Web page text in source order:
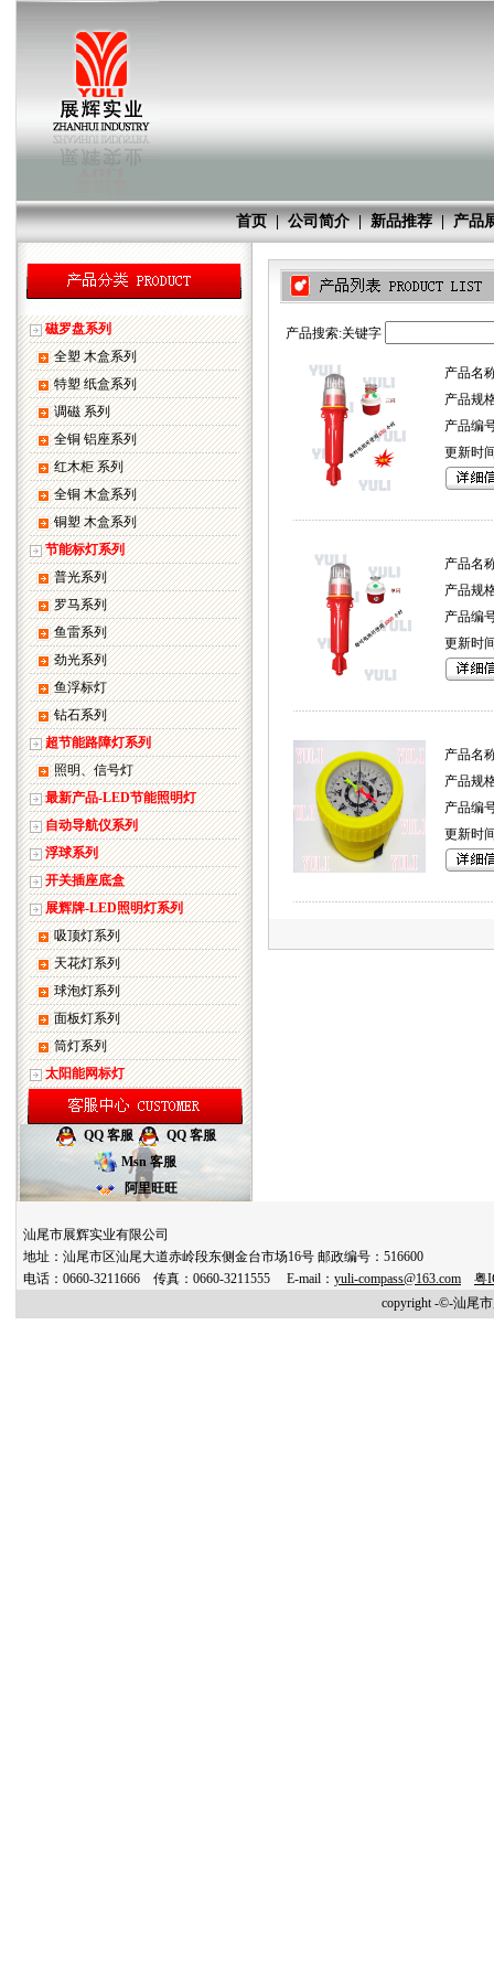
首页|公司简介|新品推荐|产品
磁罗盘系列
全塑 木盒系列
特塑 纸盒系列
调磁 系列
全铜 铝座系列
红木柜 系列
全铜 木盒系列
铜塑 木盒系列
节能标灯系列
普光系列
罗马系列
鱼雷系列
劲光系列
鱼浮标灯
钻石系列
超节能路障灯系列
照明、信号灯
最新产品-LED节能照明灯
自动导航仪系列
浮球系列
开关插座底盒
展辉牌-LED照明灯系列
吸顶灯系列
天花灯系列
球泡灯系列
面板灯系列
筒灯系列
太阳能网标灯
QQ 客服
QQ 客服
Msn 客服
阿里旺旺
产品搜索:关键字
产品名
产品规
产品编
更新时
产品名
产品规
产品编
更新时
产品名
产品规
产品编
更新时
汕尾市展辉实业有限公司
地址：汕尾市区汕尾大道赤岭段东侧金台市场16号 邮政编号：516600
电话：0660-3211666 传真：0660-3211555 E-mail： yuli-compass@163.com
粤
copyright -©-汕尾